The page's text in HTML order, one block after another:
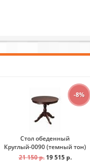
-8%
Стол обеденный
Круглый-0090 (темный тон)
21 150 р. 19 515 р.